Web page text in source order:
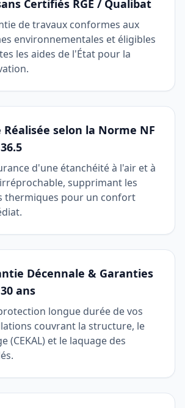
Certifiés RGE / Qualibat
de travaux conformes aux
environnementales et éligibles
les aides de l'État pour la
Réalisée selon la Norme NF
d'une étanchéité à l'air et à
supprimant les
thermiques pour un confort
Décennale & Garanties
ans
longue durée de vos
couvrant la structure, le
(CEKAL) et le laquage des